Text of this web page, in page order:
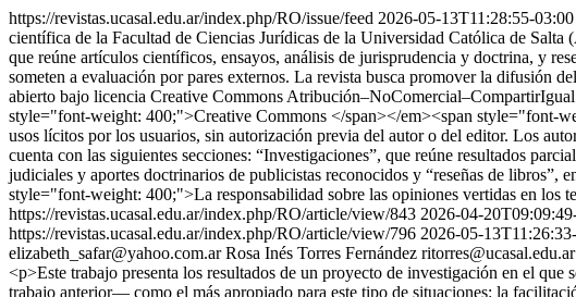
https://revistas.ucasal.edu.ar/index.php/RO/issue/feed 2026-05-13T11:28:55-03:00
científica de la Facultad de Ciencias Jurídicas de la Universidad Católica de
que reúne artículos científicos, ensayos, análisis de jurisprudencia y doctrina, y
someten a evaluación por pares externos. La revista busca promover la difusión
abierto bajo licencia Creative Commons
style="font-weight: 400;">Creative Commons </span></em><span style="font-
usos lícitos por los usuarios, sin autorización previa del autor o del editor. Los
cuenta con las siguientes secciones: “Investigaciones”, que reúne resultados
judiciales y aportes doctrinarios de publicistas reconocidos y “reseñas de libros”,
style="font-weight: 400;">La responsabilidad sobre las opiniones vertidas en los
https://revistas.ucasal.edu.ar/index.php/RO/article/view/843 2026-04-
https://revistas.ucasal.edu.ar/index.php/RO/article/view/796 2026-05-
elizabeth_safar@yahoo.com.ar Rosa Inés Torres Fernández ritorres@ucasal.edu.ar
<p>Este trabajo presenta los resultados de un proyecto de investigación en el
trabajo anterior— como el más apropiado para este tipo de situaciones: la